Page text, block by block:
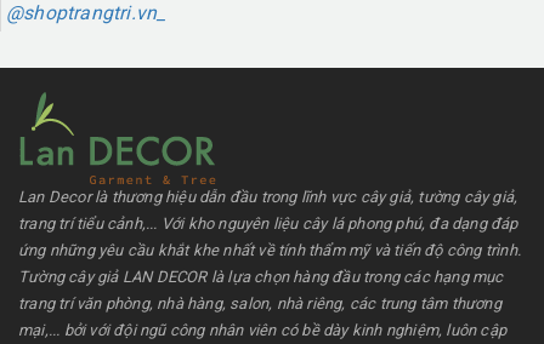
@shoptrangtri.vn_
Lan Decor là thương hiệu dẫn đầu trong lĩnh vực cây giả, tường cây giả,
trang trí tiểu cảnh,... Với kho nguyên liệu cây lá phong phú, đa dạng đáp
ứng những yêu cầu khắt khe nhất về tính thẩm mỹ và tiến độ công trình.
Tường cây giả LAN DECOR là lựa chọn hàng đầu trong các hạng mục
trang trí văn phòng, nhà hàng, salon, nhà riêng, các trung tâm thương
mại,... bởi với đội ngũ công nhân viên có bề dày kinh nghiệm, luôn cập